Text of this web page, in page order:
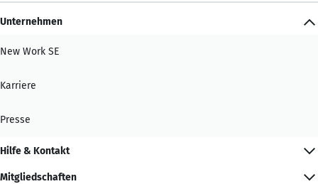
Unternehmen
New Work SE
Karriere
Presse
Hilfe & Kontakt
Mitgliedschaften